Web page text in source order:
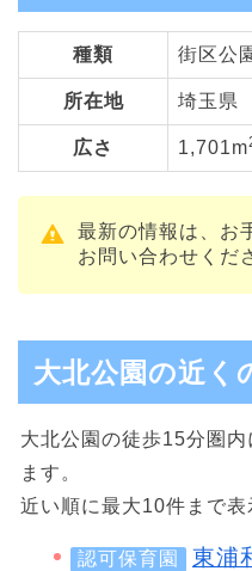
種類 街区公
所在地 埼玉県
広さ 1,701m
最新の情報は、お
お問い合わせくだ
大北公園の近く
大北公園の徒歩15分圏
ます。
近い順に最大10件まで表
認可保育園 東浦